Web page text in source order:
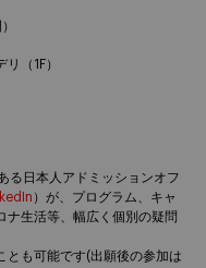
（1F）
る日本人アドミッションオフ
）が、プログラム、キャ
ナ生活等、幅広く個別の疑問
とも可能です(出願後の参加は